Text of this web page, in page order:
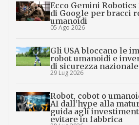
Ecco Gemini Robotics
di Google per bracci
umanoidi
05 Ago 2026
Gli USA bloccano le
robot umanoidi e
di sicurezza
29 Lug 2026
Robot, cobot o
AI dall’hype alla
guida agli
evitare in fabbrica